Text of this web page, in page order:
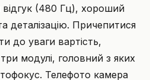
(480 Гц), хороший
деталізацію. Причепитися
до уваги вартість,
модулі, головний з яких
Телефото камера